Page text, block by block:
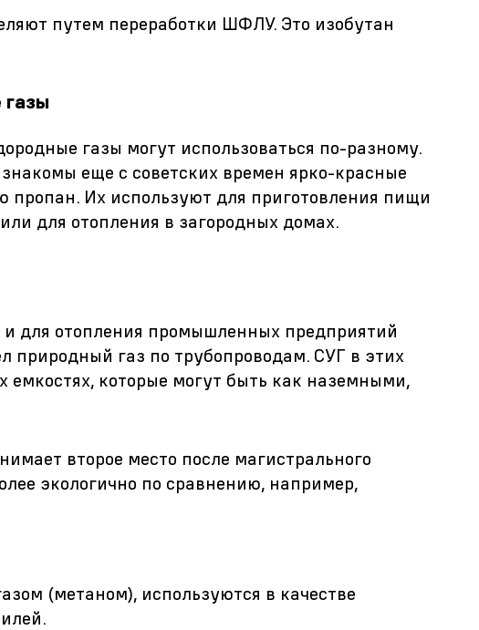
путем переработки ШФЛУ. Это изобутан
газы могут использоваться по-разному.
еще с советских времен ярко-красные
пропан. Их используют для приготовления пищи
для отопления в загородных домах.
для отопления промышленных предприятий
природный газ по трубопроводам. СУГ в этих
которые могут быть как наземными,
второе место после магистрального
экологично по сравнению, например,
(метаном), используются в качестве